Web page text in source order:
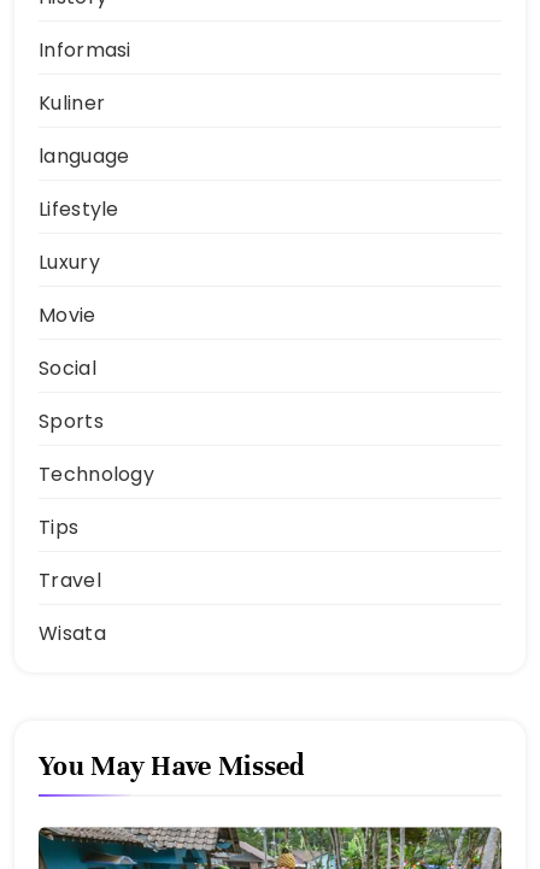
Informasi
Kuliner
language
Lifestyle
Luxury
Movie
Social
Sports
Technology
Tips
Travel
Wisata
You May Have Missed